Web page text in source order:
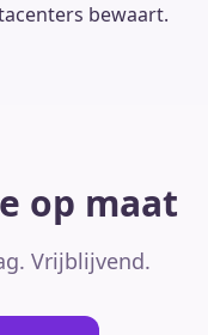
bewaart.
op maat
Vrijblijvend.